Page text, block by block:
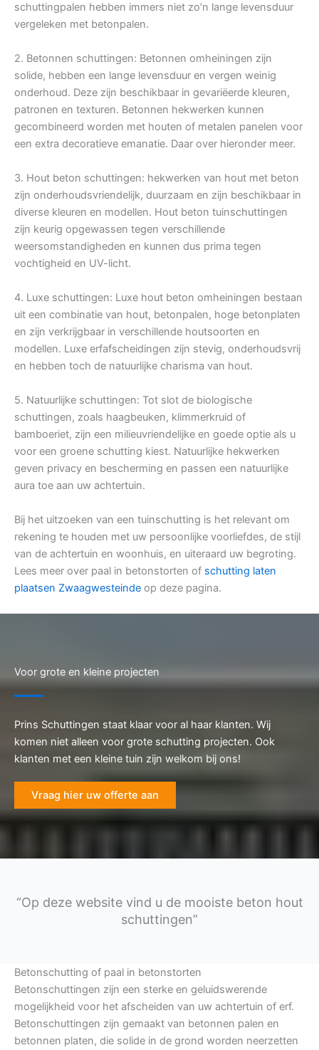
schuttingpalen hebben immers niet zo’n lange levensduur
vergeleken met betonpalen.
2. Betonnen schuttingen: Betonnen omheiningen zijn
solide, hebben een lange levensduur en vergen weinig
onderhoud. Deze zijn beschikbaar in gevariëerde kleuren,
patronen en texturen. Betonnen hekwerken kunnen
gecombineerd worden met houten of metalen panelen voor
een extra decoratieve emanatie. Daar over hieronder meer.
3. Hout beton schuttingen: hekwerken van hout met beton
zijn onderhoudsvriendelijk, duurzaam en zijn beschikbaar in
diverse kleuren en modellen. Hout beton tuinschuttingen
zijn keurig opgewassen tegen verschillende
weersomstandigheden en kunnen dus prima tegen
vochtigheid en UV-licht.
4. Luxe schuttingen: Luxe hout beton omheiningen bestaan
uit een combinatie van hout, betonpalen, hoge betonplaten
en zijn verkrijgbaar in verschillende houtsoorten en
modellen. Luxe erfafscheidingen zijn stevig, onderhoudsvrij
en hebben toch de natuurlijke charisma van hout.
5. Natuurlijke schuttingen: Tot slot de biologische
schuttingen, zoals haagbeuken, klimmerkruid of
bamboeriet, zijn een milieuvriendelijke en goede optie als u
voor een groene schutting kiest. Natuurlijke hekwerken
geven privacy en bescherming en passen een natuurlijke
aura toe aan uw achtertuin.
Bij het uitzoeken van een tuinschutting is het relevant om
rekening te houden met uw persoonlijke voorliefdes, de stijl
van de achtertuin en woonhuis, en uiteraard uw begroting.
Lees meer over paal in betonstorten of schutting laten
plaatsen Zwaagwesteinde op deze pagina.
Voor grote en kleine projecten
Prins Schuttingen staat klaar voor al haar klanten. Wij
komen niet alleen voor grote schutting projecten. Ook
klanten met een kleine tuin zijn welkom bij ons!
Vraag hier uw offerte aan
“Op deze website vind u de mooiste beton hout
schuttingen”
Betonschutting of paal in betonstorten
Betonschuttingen zijn een sterke en geluidswerende
mogelijkheid voor het afscheiden van uw achtertuin of erf.
Betonschuttingen zijn gemaakt van betonnen palen en
betonnen platen, die solide in de grond worden neerzetten